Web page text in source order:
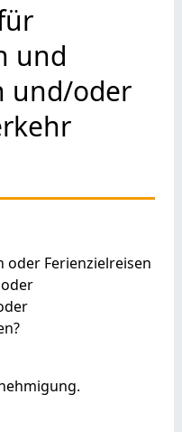
und
und/oder
Ferienzielreisen